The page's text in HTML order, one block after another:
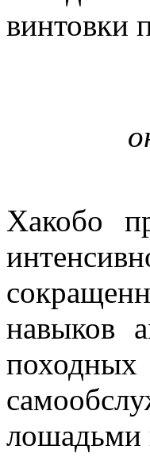
винтовки
Хакобо
навыков
лошадьми